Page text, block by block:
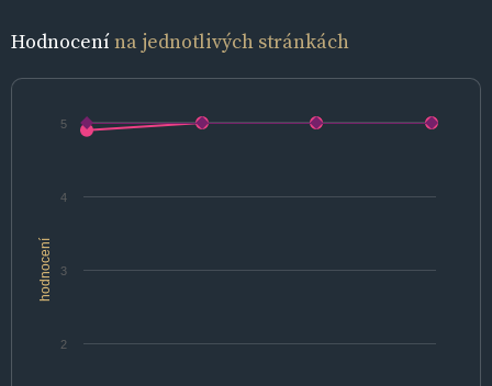
Hodnocenína jednotlivých stránkách
hodnocení
2
3
4
5